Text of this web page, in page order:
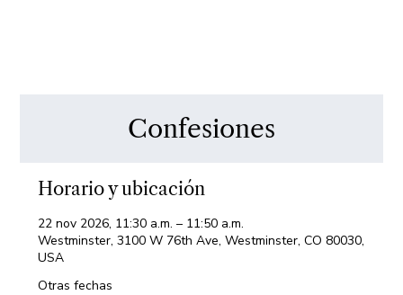
Confesiones
Horario y ubicación
22 nov 2026, 11:30 a.m. – 11:50 a.m.
Westminster, 3100 W 76th Ave, Westminster, CO 80030,
USA
Otras fechas